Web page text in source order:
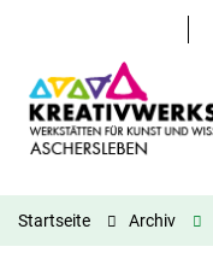
Startseite Archiv